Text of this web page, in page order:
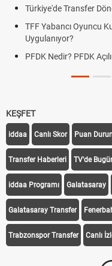
Türkiye'de Transfer
TFF Yabancı Oyuncu
Uygulanıyor?
PFDK Nedir? PFDK
KEŞFET
iddaa Canlı Skor Puan
Transfer Haberleri TV'de
iddaa Programı Galatasaray
Galatasaray Transfer
Trabzonspor Transfer Canlı